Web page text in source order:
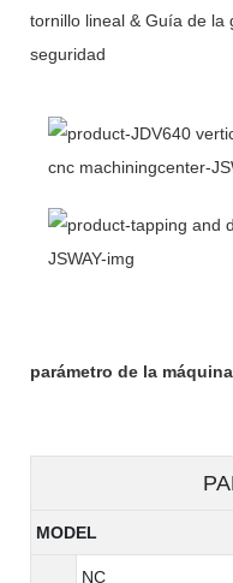
tornillo lineal & Guía de la
seguridad
parámetro de la máquina
MODEL
NC